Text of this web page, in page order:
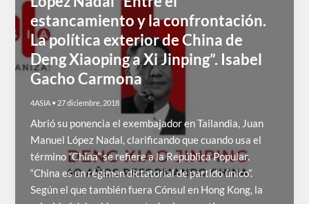
estancamiento y la confrontación.
La política exterior de China de
Deng Xiaoping a Xi Jinping”. Isabel
Gacho Carmona
4ASIA • 27 diciembre, 2018
Abrió su ponencia el exembajador en Tailandia, Juan
Manuel López Nadal, clarificando que cuando usa el
término “China” se refiere a la República Popular.
“China es un régimen dictatorial de partido único”.
Según el que también fuera Cónsul en Hong Kong, la